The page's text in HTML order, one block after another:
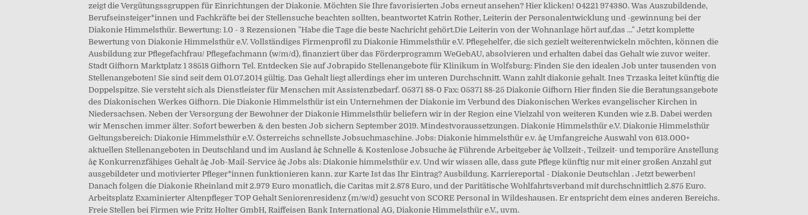
zeigt die Vergütungssgruppen für Einrichtungen der Diakonie. Möchten Sie Ihre favorisierten Jobs erneut ansehen? Hier klicken! 04221 974380. Was Auszubildende,
Berufseinsteiger*innen und Fachkräfte bei der Stellensuche beachten sollten, beantwortet Katrin Rother, Leiterin der Personalentwicklung und -gewinnung bei der
Diakonie Himmelsthür. Bewertung: 1.0 - 3 Rezensionen "Habe die Tage die beste Nachricht gehört.Die Leiterin von der Wohnanlage hört auf,das ..." Jetzt komplette
Bewertung von Diakonie Himmelsthür e.V. Vollständiges Firmenprofil zu Diakonie Himmelsthür e.V. Pflegehelfer, die sich gezielt weiterentwickeln möchten, können die
Ausbildung zur Pflegefachfrau/ Pflegefachmann (w/m/d), finanziert über das Förderprogramm WeGebAU, absolvieren und erhalten dabei das Gehalt wie zuvor weiter.
Stadt Gifhorn Marktplatz 1 38518 Gifhorn Tel. Entdecken Sie auf Jobrapido Stellenangebote für Klinikum in Wolfsburg: Finden Sie den idealen Job unter tausenden von
Stellenangeboten! Sie sind seit dem 01.07.2014 gültig. Das Gehalt liegt allerdings eher im unteren Durchschnitt. Wann zahlt diakonie gehalt. Ines Trzaska leitet künftig die
Doppelspitze. Sie versteht sich als Dienstleister für Menschen mit Assistenzbedarf. 05371 88-0 Fax: 05371 88-25 Diakonie Gifhorn Hier finden Sie die Beratungsangebote
des Diakonischen Werkes Gifhorn. Die Diakonie Himmelsthür ist ein Unternehmen der Diakonie im Verbund des Diakonischen Werkes evangelischer Kirchen in
Niedersachsen. Neben der Versorgung der Bewohner der Diakonie Himmelsthür beliefern wir in der Region eine Vielzahl von weiteren Kunden wie z.B. Dabei werden
wir Menschen immer älter. Sofort bewerben & den besten Job sichern September 2019. Mindestvoraussetzungen. Diakonie Himmelsthür e.V. Diakonie Himmelsthür
Geltungsbereich: Diakonie Himmelsthür e.V. Österreichs schnellste Jobsuchmaschine. Jobs: Diakonie himmelsthür e.v. â¢ Umfangreiche Auswahl von 613.000+
aktuellen Stellenangeboten in Deutschland und im Ausland â¢ Schnelle & Kostenlose Jobsuche â¢ Führende Arbeitgeber â¢ Vollzeit-, Teilzeit- und temporäre Anstellung
â¢ Konkurrenzfähiges Gehalt â¢ Job-Mail-Service â¢ Jobs als: Diakonie himmelsthür e.v. Und wir wissen alle, dass gute Pflege künftig nur mit einer großen Anzahl gut
ausgebildeter und motivierter Pfleger*innen funktionieren kann. zur Karte Ist das Ihr Eintrag? Ausbildung. Karriereportal - Diakonie Deutschlan . Jetzt bewerben!
Danach folgen die Diakonie Rheinland mit 2.979 Euro monatlich, die Caritas mit 2.878 Euro, und der Paritätische Wohlfahrtsverband mit durchschnittlich 2.875 Euro.
Arbeitsplatz Examinierter Altenpfleger TOP Gehalt Seniorenresidenz (m/w/d) gesucht von SCORE Personal in Wildeshausen. Er entspricht dem eines anderen Bereichs.
Freie Stellen bei Firmen wie Fritz Holter GmbH, Raiffeisen Bank International AG, Diakonie Himmelsthür e.V., uvm.